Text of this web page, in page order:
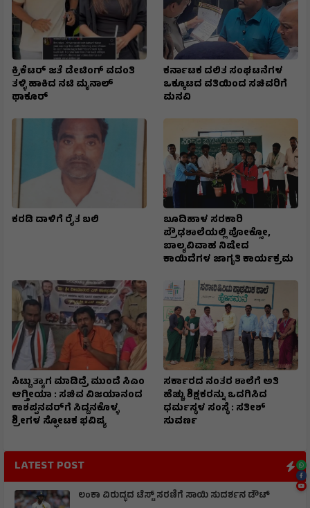
ಕ್ರಿಕೆಟರ್ ಜತೆ ಡೇಟಿಂಗ್ ವದಂತಿ
ತಳ್ಳಿ ಹಾಕಿದ ನಟಿ ಮೃನಾಲ್
ಥಾಕೂರ್
ಕರ್ನಾಟಕ ದಲಿತ ಸಂಘಟನೆಗಳ
ಒಕ್ಕೂಟದ ವತಿಯಿಂದ ಸಚಿವರಿಗೆ
ಮನವಿ
ಕರಡಿ ದಾಳಿಗೆ ರೈತ ಬಲಿ
ಬೂದಿಹಾಳ ಸರಕಾರಿ
ಪ್ರೌಢಶಾಲೆಯಲ್ಲಿ ಪೋಕ್ಸೋ,
ಬಾಲ್ಯವಿವಾಹ ನಿಷೇದ
ಕಾಯಿದೆಗಳ ಜಾಗೃತಿ ಕಾರ್ಯಕ್ರಮ
ಸಿಟ್ಟು ತ್ಯಾಗ ಮಾಡಿದ್ರೆ ಮುಂದೆ ಸಿಎಂ
ಆಗ್ತೀಯಾ : ಸಚಿವ ವಿಜಯಾನಂದ
ಕಾಶಪ್ಪನವರ್‌ಗೆ ಸಿದ್ದನಕೊಳ್ಳ
ಶ್ರೀಗಳ ಸ್ಫೋಟಕ ಭವಿಷ್ಯ
ಸರ್ಕಾರದ ನಂತರ ಶಾಲೆಗೆ ಅತಿ
ಹೆಚ್ಚು ಶಿಕ್ಷಕರನ್ನು ಒದಗಿಸಿದ
ಧರ್ಮಸ್ಥಳ ಸಂಸ್ಥೆ : ಸತೀಶ್
ಸುವರ್ಣ
LATEST POST
ಲಂಕಾ ವಿರುದ್ಧದ ಟೆಸ್ಟ್ ಸರಣಿಗೆ ಸಾಯಿ ಸುದರ್ಶನ ಡೌಟ್